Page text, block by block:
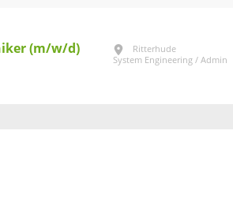
(m/w/d)
Ritterhude
System Engineering / Admin